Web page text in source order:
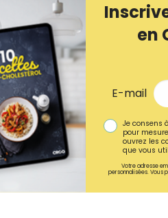
en
E-mail
Je consens
pour
ouvrez les
que vous
Votre adresse
personnalisées. Vous